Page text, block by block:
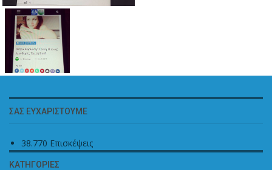
ΣΑΣ ΕΥΧΑΡΙΣΤΟΎΜΕ
38.770 Επισκέψεις
ΚΑΤΗΓΟΡΊΕΣ